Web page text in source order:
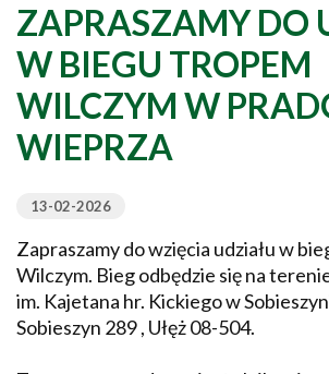
ZAPRASZAMY DO
W BIEGU TROPEM
WILCZYM W
WIEPRZA
13-02-2026
Zapraszamy do wzięcia udziału w
Wilczym. Bieg odbędzie się na
im. Kajetana hr. Kickiego w
Sobieszyn 289 , Ułęż 08-504.